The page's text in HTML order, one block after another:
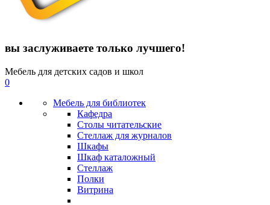
вы заслуживаете только лучшего!
Мебель для детских садов и школ
0
Мебель для библиотек
Кафедра
Столы читательские
Стеллаж для журналов
Шкафы
Шкаф каталожный
Стеллаж
Полки
Витрина